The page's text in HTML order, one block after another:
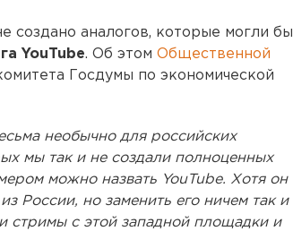
создано аналогов, которые могли бы
YouTube. Об этом Общественной
Госдумы по экономической
необычно для российских
мы так и не создали полноценных
можно назвать YouTube. Хотя он
России, но заменить его ничем так и
стримы с этой западной площадки и